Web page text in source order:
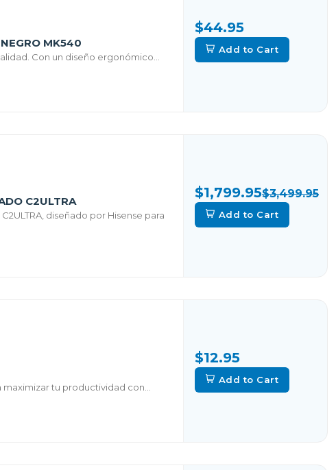
MK540
Con un diseño ergonómico...
$44.95
Add to Cart
C2ULTRA
diseñado por Hisense para
$1,799.95$3,499.95
Add to Cart
tu productividad con...
$12.95
Add to Cart